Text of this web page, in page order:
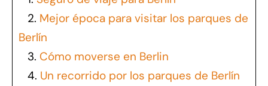
2. Mejor época para visitar los parques de
Berlín
3. Cómo moverse en Berlin
4. Un recorrido por los parques de Berlín